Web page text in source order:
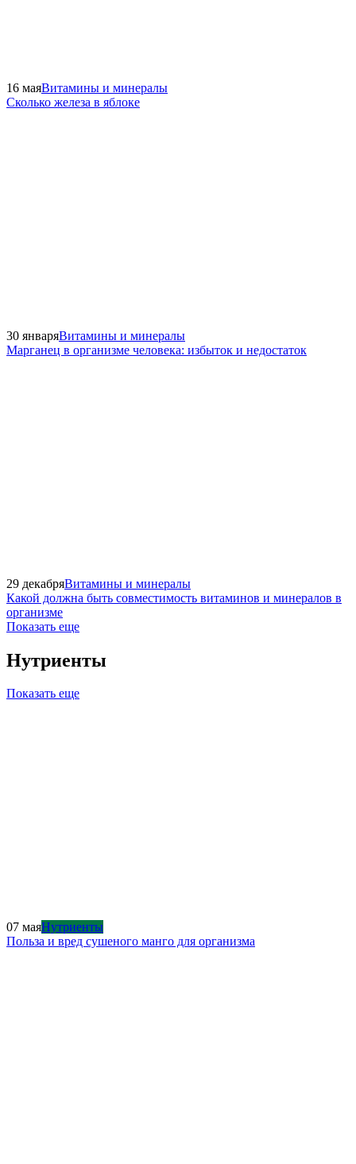
16 маяВитамины и минералы
Сколько железа в яблоке
30 январяВитамины и минералы
Марганец в организме человека: избыток и недостаток
29 декабряВитамины и минералы
Какой должна быть совместимость витаминов и минералов в
организме
Показать еще
Нутриенты
Показать еще
07 маяНутриенты
Польза и вред сушеного манго для организма